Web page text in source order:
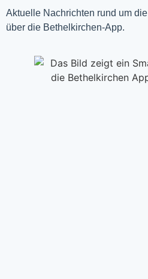
Aktuelle Nachrichten rund um
über die Bethelkirchen-App.